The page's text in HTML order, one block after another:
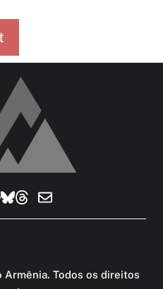
Armênia. Todos os direitos